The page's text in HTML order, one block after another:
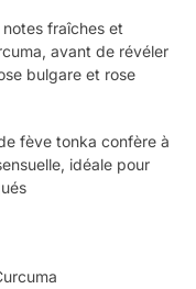
fraîches et
avant de révéler
bulgare et rose
fève tonka confère à
idéale pour